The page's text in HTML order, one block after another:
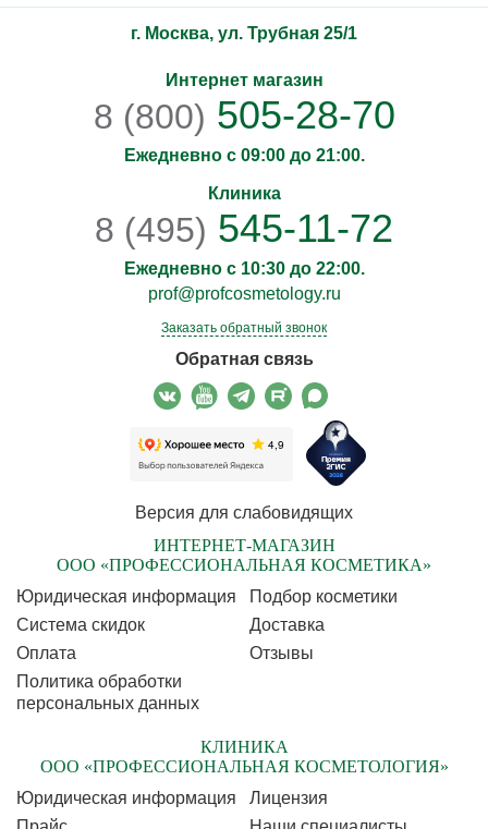
г. Москва, ул. Трубная 25/1
Интернет магазин
8 (800) 505-28-70
Ежедневно с 09:00 до 21:00.
Клиника
8 (495) 545-11-72
Ежедневно с 10:30 до 22:00.
prof@profcosmetology.ru
Заказать обратный звонок
Обратная связь
Версия для слабовидящих
ИНТЕРНЕТ-МАГАЗИН
ООО «ПРОФЕССИОНАЛЬНАЯ КОСМЕТИКА»
Юридическая информация
Подбор косметики
Cистема скидок
Доставка
Оплата
Отзывы
Политика обработки
персональных данных
КЛИНИКА
ООО «ПРОФЕССИОНАЛЬНАЯ КОСМЕТОЛОГИЯ»
Юридическая информация
Лицензия